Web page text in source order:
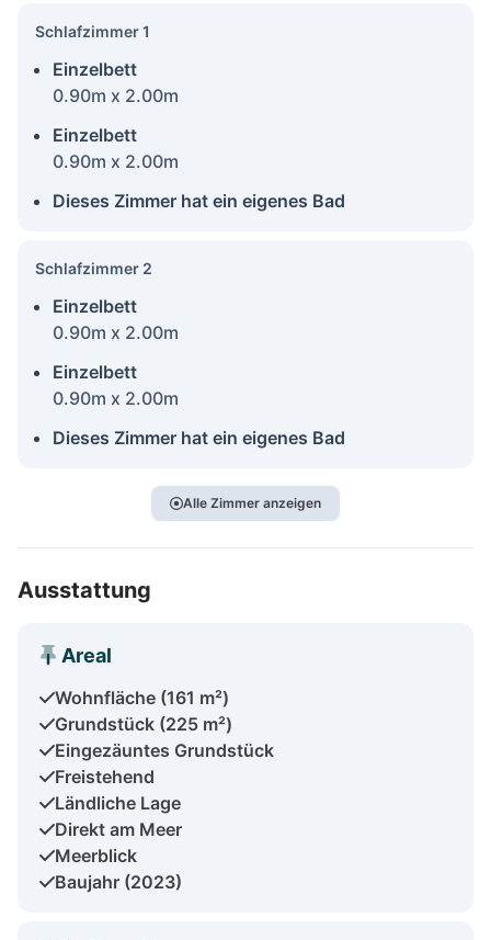
Schlafzimmer 1
Einzelbett
0.90m x 2.00m
Einzelbett
0.90m x 2.00m
Dieses Zimmer hat ein eigenes Bad
Schlafzimmer 2
Einzelbett
0.90m x 2.00m
Einzelbett
0.90m x 2.00m
Dieses Zimmer hat ein eigenes Bad
Alle Zimmer anzeigen
Ausstattung
Areal
Wohnfläche (161 m²)
Grundstück (225 m²)
Eingezäuntes Grundstück
Freistehend
Ländliche Lage
Direkt am Meer
Meerblick
Baujahr (2023)